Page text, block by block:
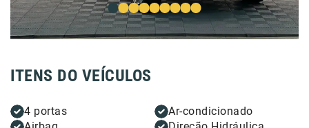
ITENS DO VEÍCULOS
4 portas
Ar-condicionado